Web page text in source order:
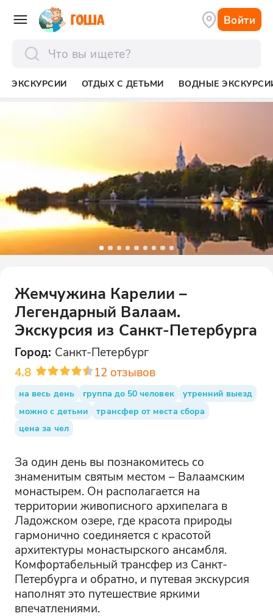
Войти
ЭКСКУРСИИ ОТДЫХ С ДЕТЬМИ ВОДНЫЕ
Жемчужина Карелии –
Легендарный Валаам.
Экскурсия из Санкт-Петербурга
Город: Санкт-Петербург
4.8
12 отзывов
на весь день группа до 50 человек
утренний выезд
можно с детьми
трансфер от места сбора
цена за чел
За один день вы познакомитесь со
знаменитым святым местом – Валаамским
монастырем. Он располагается на
территории живописного архипелага в
Ладожском озере, где красота природы
гармонично соединяется с красотой
архитектуры монастырского ансамбля.
Комфортабельный трансфер из Санкт-
Петербурга и обратно, и путевая экскурсия
наполнят это путешествие яркими
впечатлениями.